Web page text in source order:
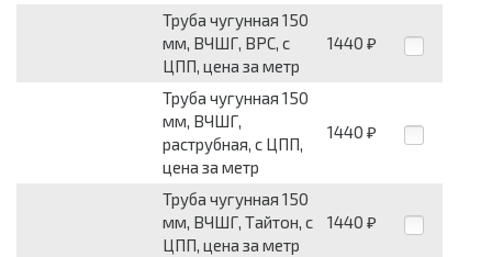
Труба чугунная 150
мм, ВЧШГ, ВРС, с
ЦПП, цена за метр
1440 ₽
Труба чугунная 150
мм, ВЧШГ,
раструбная, с ЦПП,
цена за метр
1440 ₽
Труба чугунная 150
мм, ВЧШГ, Тайтон, с
ЦПП, цена за метр
1440 ₽